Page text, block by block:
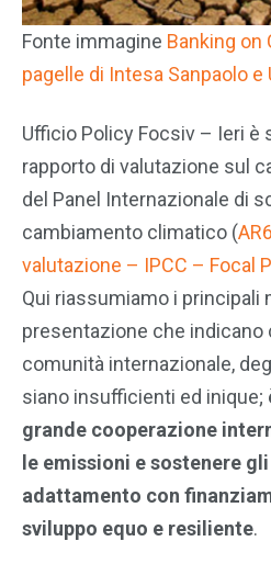
Fonte immagine Banking on
pagelle di Intesa Sanpaolo
Ufficio Policy Focsiv – Ieri
rapporto di valutazione sul
del Panel Internazionale di
cambiamento climatico (
valutazione – IPCC – Focal
Qui riassumiamo i principali
presentazione che indicano
comunità internazionale,
siano insufficienti ed inique;
grande cooperazione
le emissioni e sostenere
adattamento con
sviluppo equo e resiliente.